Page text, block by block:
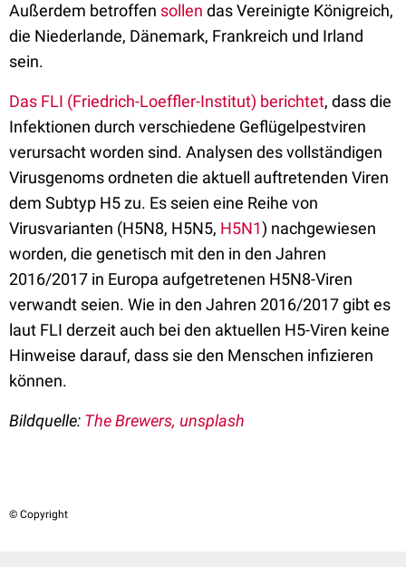
Außerdem betroffen sollen das Vereinigte Königreich,
die Niederlande, Dänemark, Frankreich und Irland
sein.
Das FLI (Friedrich-Loeffler-Institut) berichtet, dass die
Infektionen durch verschiedene Geflügelpestviren
verursacht worden sind. Analysen des vollständigen
Virusgenoms ordneten die aktuell auftretenden Viren
dem Subtyp H5 zu. Es seien eine Reihe von
Virusvarianten (H5N8, H5N5, H5N1) nachgewiesen
worden, die genetisch mit den in den Jahren
2016/2017 in Europa aufgetretenen H5N8-Viren
verwandt seien. Wie in den Jahren 2016/2017 gibt es
laut FLI derzeit auch bei den aktuellen H5-Viren keine
Hinweise darauf, dass sie den Menschen infizieren
können.
Bildquelle: The Brewers, unsplash
© Copyright